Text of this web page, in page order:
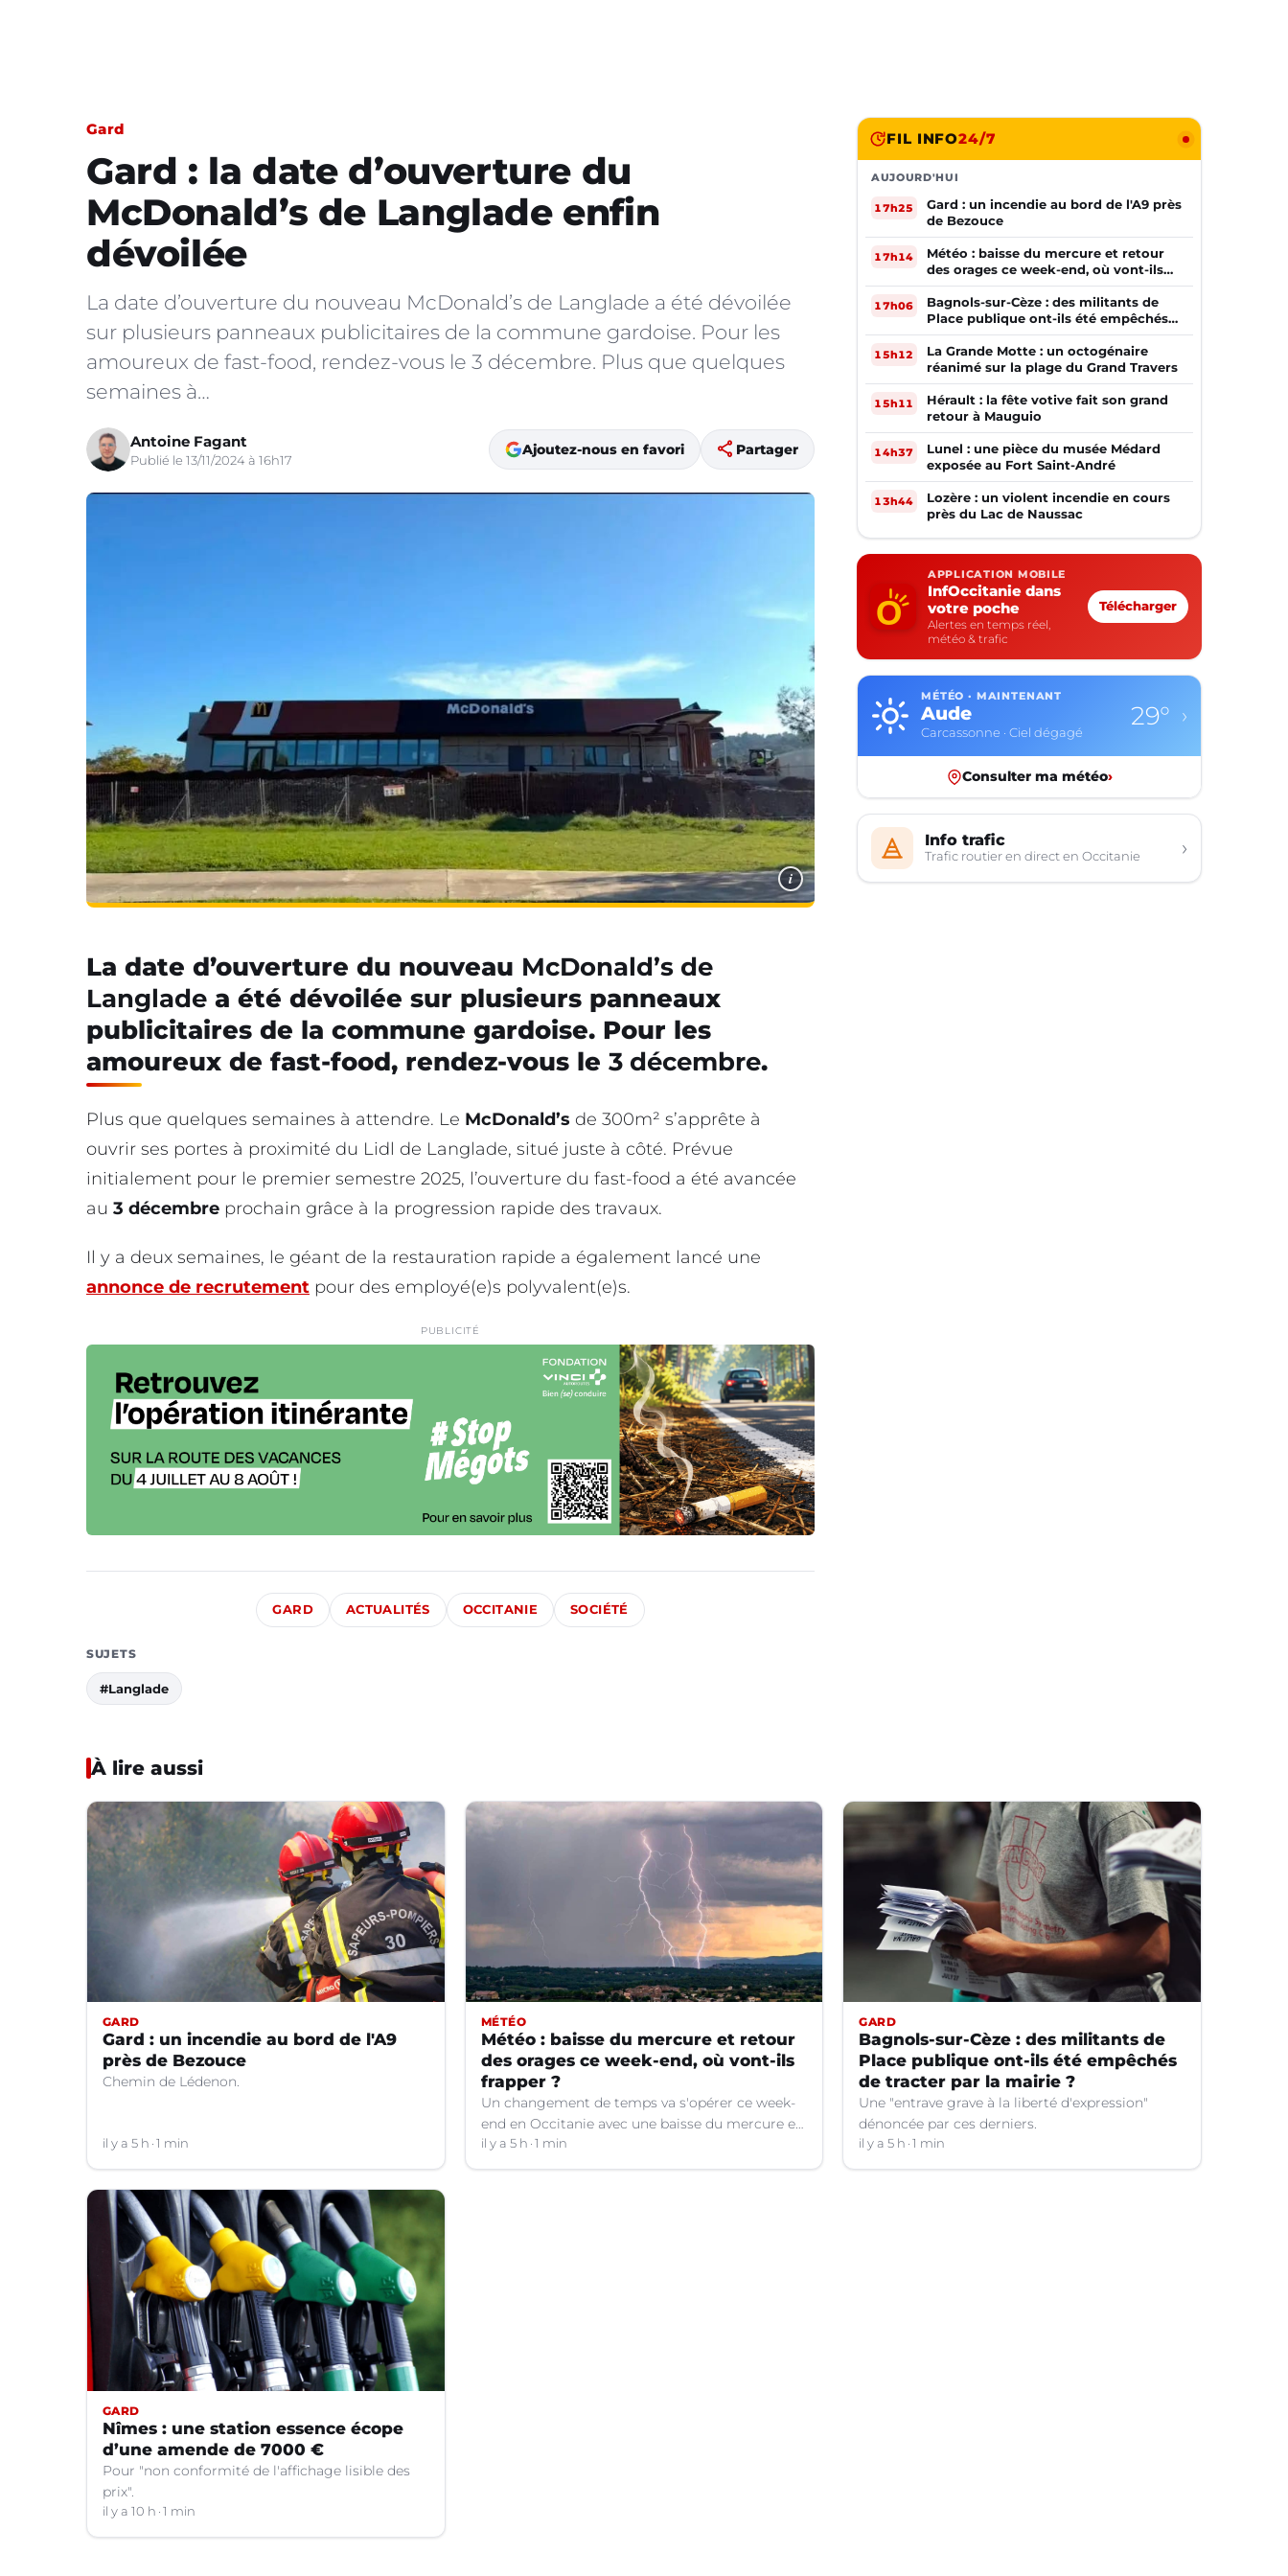
Gard
Gard : la date d’ouverture du
McDonald’s de Langlade enfin
dévoilée
La date d’ouverture du nouveau McDonald’s de Langlade a été dévoilée
sur plusieurs panneaux publicitaires de la commune gardoise. Pour les
amoureux de fast-food, rendez-vous le 3 décembre. Plus que quelques
semaines à…
Antoine Fagant
Publié le 13/11/2024 à 16h17
Ajoutez-nous en favori share Partager
i
La date d’ouverture du nouveau McDonald’s de
Langlade a été dévoilée sur plusieurs panneaux
publicitaires de la commune gardoise. Pour les
amoureux de fast-food, rendez-vous le 3 décembre.
Plus que quelques semaines à attendre. Le McDonald’s de 300m² s’apprête à
ouvrir ses portes à proximité du Lidl de Langlade, situé juste à côté. Prévue
initialement pour le premier semestre 2025, l’ouverture du fast-food a été avancée
au 3 décembre prochain grâce à la progression rapide des travaux.
Il y a deux semaines, le géant de la restauration rapide a également lancé une
annonce de recrutement pour des employé(e)s polyvalent(e)s.
PUBLICITÉ
GARD ACTUALITÉS OCCITANIE SOCIÉTÉ
SUJETS
#Langlade
FIL INFO24/7
AUJOURD'HUI
17h25
Gard : un incendie au bord de l'A9 près
de Bezouce
17h14
Météo : baisse du mercure et retour
des orages ce week-end, où vont-ils
frapper ?
17h06
Bagnols-sur-Cèze : des militants de
Place publique ont-ils été empêchés
de tracter par la mairie ?
15h12
La Grande Motte : un octogénaire
réanimé sur la plage du Grand Travers
15h11
Hérault : la fête votive fait son grand
retour à Mauguio
14h37
Lunel : une pièce du musée Médard
exposée au Fort Saint-André
13h44
Lozère : un violent incendie en cours
près du Lac de Naussac
APPLICATION MOBILE
InfOccitanie dans
votre poche
Alertes en temps réel,
météo & trafic
Télécharger
MÉTÉO · MAINTENANT
Aveyron
Rodez · Ciel dégagé
23° ›
Consulter ma météo›
Info trafic
Trafic routier en direct en Occitanie ›
À lire aussi
GARD
Gard : un incendie au bord de l'A9
près de Bezouce
Chemin de Lédenon.
il y a 5 h 1 min
MÉTÉO
Météo : baisse du mercure et retour
des orages ce week-end, où vont-ils
frapper ?
Un changement de temps va s'opérer ce week-
end en Occitanie avec une baisse du mercure et
le retour d'orages dans certains départements.
il y a 5 h 1 min
GARD
Bagnols-sur-Cèze : des militants de
Place publique ont-ils été empêchés
de tracter par la mairie ?
Une "entrave grave à la liberté d'expression"
dénoncée par ces derniers.
il y a 5 h 1 min
GARD
Nîmes : une station essence écope
d’une amende de 7000 €
Pour "non conformité de l'affichage lisible des
prix".
il y a 10 h 1 min